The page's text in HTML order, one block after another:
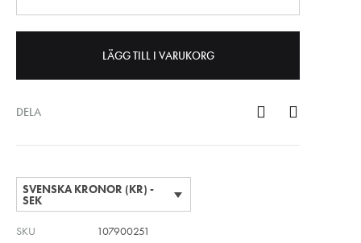
LÄGG TILL I VARUKORG
DELA
SVENSKA KRONOR (KR) -
SEK
SKU
107900251